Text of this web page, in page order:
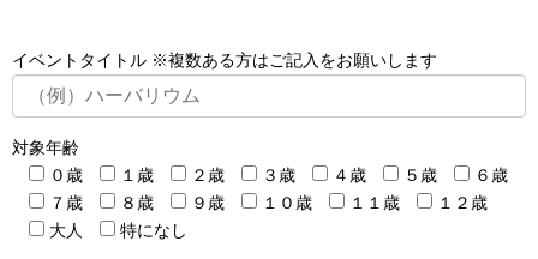
イベントタイトル ※複数ある方はご記入をお願いします
対象年齢
０歳
１歳 ２歳 ３歳 ４歳 ５歳
６歳
７歳
８歳 ９歳 １０歳 １１歳
１２歳
大人
特になし